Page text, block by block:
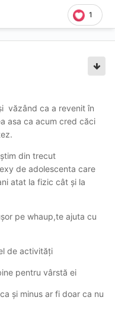
1
văzând ca a revenit în
asa ca acum cred căci
din trecut
de adolescenta care
atat la fizic cât și la
pe whaup,te ajuta cu
de activități
pentru vârstă ei
și minus ar fi doar ca nu